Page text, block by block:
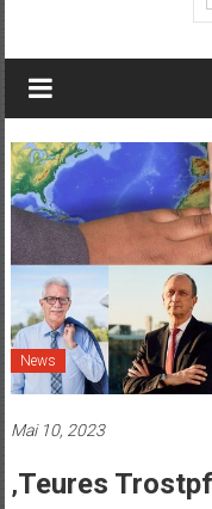
News
Mai 10, 2023
‚Teures